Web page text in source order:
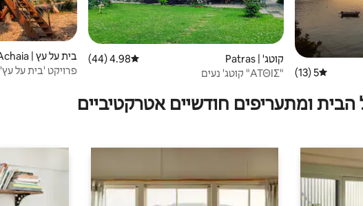
דירוג ממוצע של 5 מתוך 5, 13 ביקורות
5 (13)
קוטג' | Patras דירוג ממוצע של 4.98 מתוך 5, 44 ביקורות
4.98 (44)
"ΑΤΘΙΣ" קוטג' נעים
בית על עץ | Achaia
פרויקט 'בית על עץ'
ומתעריפים חודשיים אטרקטיביים